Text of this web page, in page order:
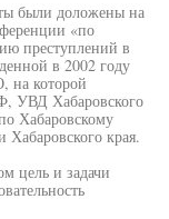
были доложены на
«по
преступлений в
в 2002 году
на которой
УВД Хабаровского
Хабаровскому
края.
цель и задачи